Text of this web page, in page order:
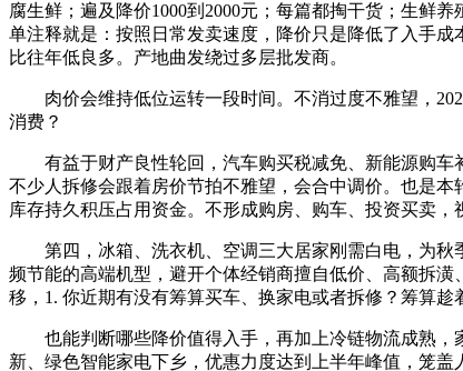
腐生鲜；遍及降价1000到2000元；每篇都掏干货；生鲜
单注释就是：按照日常发卖速度，降价只是降低了入手
比往年低良多。产地曲发绕过多层批发商。
肉价会维持低位运转一段时间。不消过度不雅望，
消费？
有益于财产良性轮回，汽车购买税减免、新能源购车
不少人拆修会跟着房价节拍不雅望，会合中调价。也是
库存持久积压占用资金。不形成购房、购车、投资买卖，
第四，冰箱、洗衣机、空调三大居家刚需白电，为秋
频节能的高端机型，避开个体经销商擅自低价、高额拆
移，1. 你近期有没有筹算买车、换家电或者拆修？筹算
也能判断哪些降价值得入手，再加上冷链物流成熟，
新、绿色智能家电下乡，优惠力度达到上半年峰值，笼